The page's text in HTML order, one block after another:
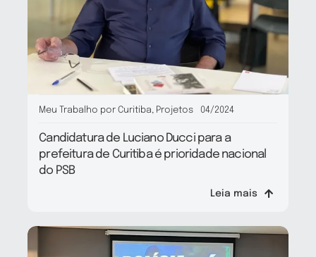
Meu Trabalho por Curitiba, Projetos 04/2024
Candidatura de Luciano Ducci para a
prefeitura de Curitiba é prioridade nacional
do PSB
Leia mais